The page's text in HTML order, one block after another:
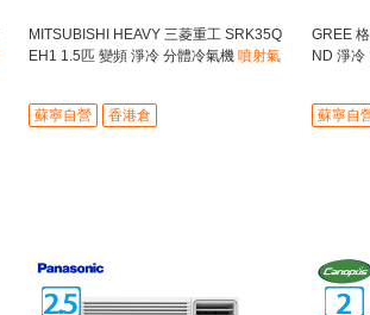
MITSUBISHI HEAVY 三菱重工 SRK35Q
EH1 1.5匹 變頻 淨冷 分體冷氣機 噴射氣
蘇寧自營 香港倉
GREE
ND 淨冷
蘇寧自